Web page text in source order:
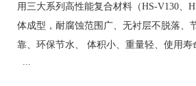
用三大系列高性能复合材料（HS-V130、
体成型，耐腐蚀范围广、无衬层不脱落、
靠、环保节水、 体积小、重量轻、使用寿